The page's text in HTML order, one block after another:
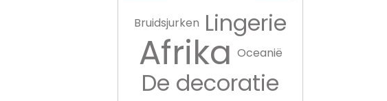
Bruidsjurken Lingerie
Afrika Oceanië
De decoratie